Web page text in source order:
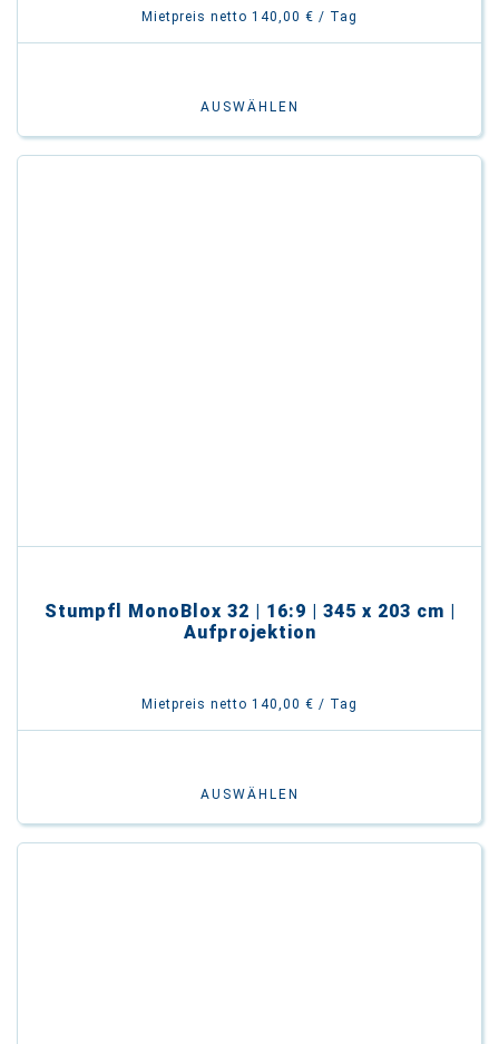
Mietpreis netto 140,00 € / Tag
AUSWÄHLEN
Stumpfl MonoBlox 32 | 16:9 | 345 x 203 cm |
Aufprojektion
Mietpreis netto 140,00 € / Tag
AUSWÄHLEN